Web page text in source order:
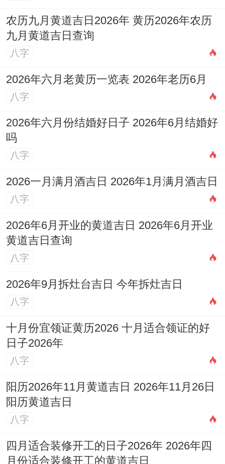
农历九月黄道吉日2026年 黄历2026年农历
九月黄道吉日查询
八字
2026年六月老黄历一览表 2026年老历6月
八字
2026年六月份结婚好日子 2026年6月结婚好
吗
八字
2026一月满月酒吉日 2026年1月满月酒吉日
八字
2026年6月开业的黄道吉日 2026年6月开业
黄道吉日查询
八字
2026年9月拆灶台吉日 今年拆灶吉日
八字
十月份宜领证黄历2026 十月适合领证的好
日子2026年
八字
阳历2026年11月黄道吉日 2026年11月26日
阳历黄道吉日
八字
四月适合装修开工的日子2026年 2026年四
月份适合装修开工的黄道吉日